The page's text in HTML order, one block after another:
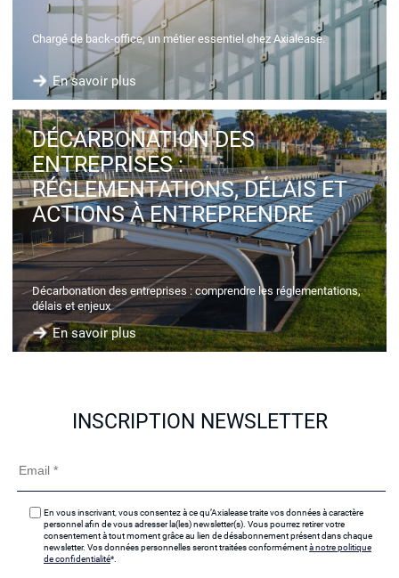
Chargé de back-office, un métier essentiel chez Axialease.
En savoir plus
DÉCARBONATION DES
ENTREPRISES :
RÉGLEMENTATIONS, DÉLAIS ET
ACTIONS À ENTREPRENDRE
Décarbonation des entreprises : comprendre les réglementations,
délais et enjeux
En savoir plus
INSCRIPTION NEWSLETTER
En vous inscrivant, vous consentez à ce qu’Axialease traite vos données à caractère
personnel afin de vous adresser la(les) newsletter(s). Vous pourrez retirer votre
consentement à tout moment grâce au lien de désabonnement présent dans chaque
newsletter. Vos données personnelles seront traitées conformémentà notre politique
de confidentialité*.